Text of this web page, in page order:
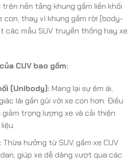
nền tảng khung gầm liền khối
con, thay vì khung gầm rời (body-
các mẫu SUV truyền thống hay xe
CUV bao gồm:
(Unibody): Mang lại sự êm ái,
lái gần gũi với xe con hơn. Điều
trọng lượng xe và cải thiện
Thừa hưởng từ SUV, gầm xe CUV
giúp xe dễ dàng vượt qua các